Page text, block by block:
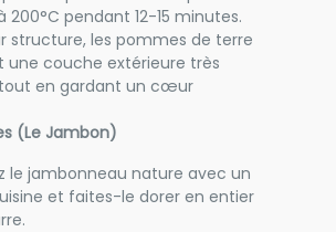
200°C pendant 12-15 minutes.
structure, les pommes de terre
une couche extérieure très
en gardant un cœur
(Le Jambon)
le jambonneau nature avec un
et faites-le dorer en entier